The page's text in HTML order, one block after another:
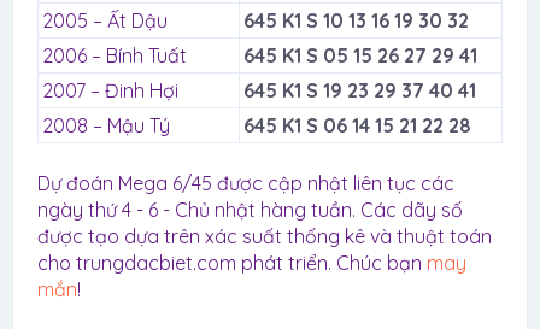
2005 – Ất Dậu
645 K1 S 10 13 16 19 30 32
2006 – Bính Tuất
645 K1 S 05 15 26 27 29 41
2007 – Đinh Hợi
645 K1 S 19 23 29 37 40 41
2008 – Mậu Tý
645 K1 S 06 14 15 21 22 28
Dự đoán Mega 6/45 được cập nhật liên tục các
ngày thứ 4 - 6 - Chủ nhật hàng tuần. Các dãy số
được tạo dựa trên xác suất thống kê và thuật toán
cho trungdacbiet.com phát triển. Chúc bạn may
mắn!